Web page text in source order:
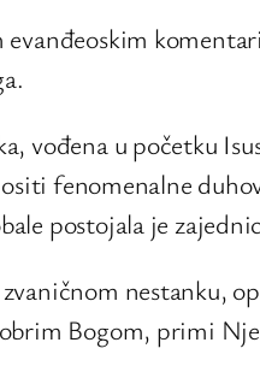
evanđeoskim
vođena u početku
fenomenalne
postojala je
nestanku,
Bogom, primi